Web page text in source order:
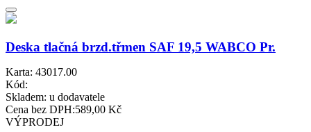
Deska tlačná brzd.třmen SAF 19,5 WABCO Pr.
Karta: 43017.00
Kód:
Skladem: u dodavatele
Cena bez DPH:589,00 Kč
VÝPRODEJ